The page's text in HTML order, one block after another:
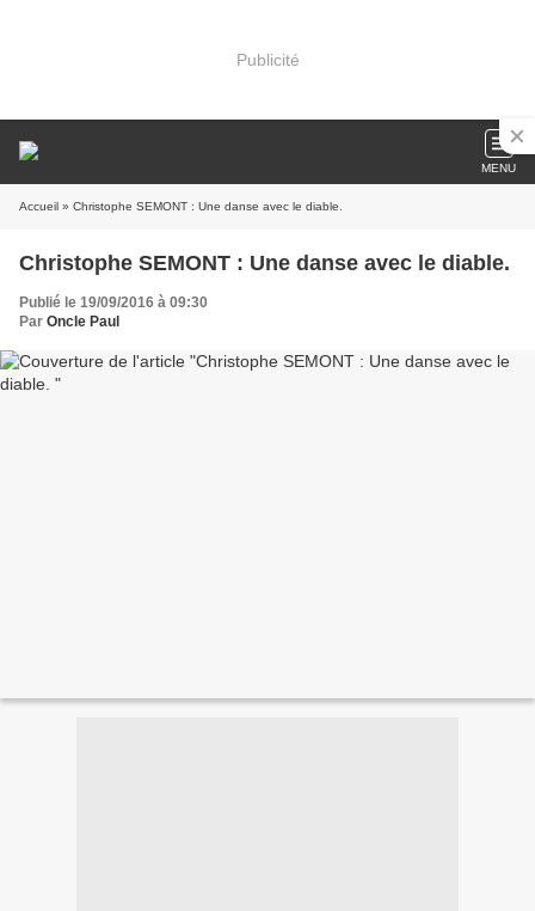
Publicité
MENU
Accueil » Christophe SEMONT : Une danse avec le diable.
Christophe SEMONT : Une danse avec le diable.
Publié le 19/09/2016 à 09:30
Par Oncle Paul